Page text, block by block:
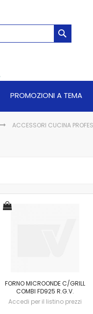
PROMOZIONI A TEMA
ACCESSORI CUCINA
FORNO MICROONDE C/GRILL
COMBI FD925 R.G.V.
Accedi per il listino prezzi